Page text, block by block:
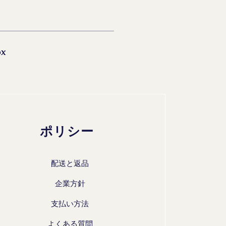
ポリシー
配送と返品
企業方針
支払い方法
よくある質問